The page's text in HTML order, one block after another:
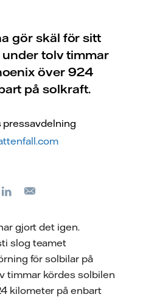
gör skäl för sitt
tolv timmar
över 924
på solkraft.
pressavdelning
LinkedIn
gjort det igen.
slog teamet
för solbilar på
timmar kördes solbilen
kilometer på enbart